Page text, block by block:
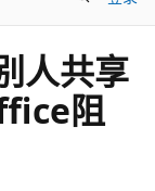
人共享
阻